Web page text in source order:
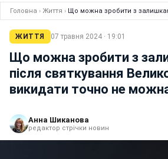
Головна › Життя › Що можна зробити з
ЖИТТЯ 07 травня 2024 · 19:01
Що можна зробити з
після святкування
викидати точно не
Анна Шиканова
редактор стрічки новин